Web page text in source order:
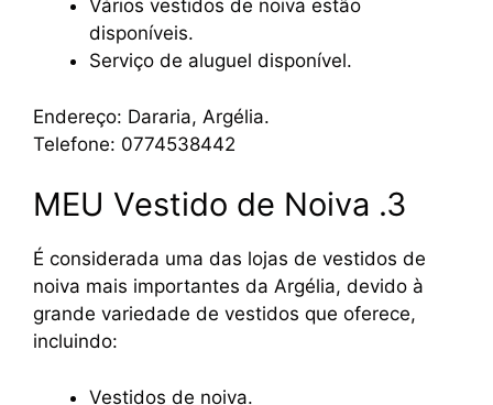
Vários vestidos de noiva estão
disponíveis.
Serviço de aluguel disponível.
Endereço: Dararia, Argélia.
Telefone: 0774538442
MEU Vestido de Noiva .3
É considerada uma das lojas de vestidos de
noiva mais importantes da Argélia, devido à
grande variedade de vestidos que oferece,
incluindo:
Vestidos de noiva.